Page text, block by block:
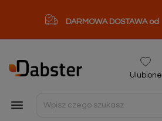
DARMOWA DOSTAWA od

Ulubione